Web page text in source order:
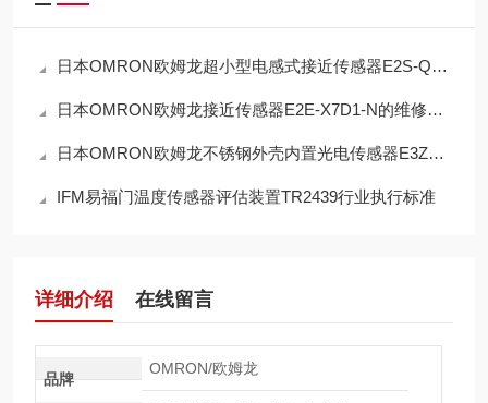
日本OMRON欧姆龙超小型电感式接近传感器E2S-Q11 1M的技术参数
日本OMRON欧姆龙接近传感器E2E-X7D1-N的维修保养
日本OMRON欧姆龙不锈钢外壳内置光电传感器E3ZM‑R61的解决方案
IFM易福门温度传感器评估装置TR2439行业执行标准
详细介绍 在线留言
品牌
OMRON/欧姆龙